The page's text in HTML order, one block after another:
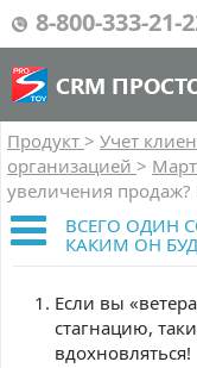
8-800-333-21-
CRM
Продукт > Учет
организацией >
увеличения продаж?
ВСЕГО ОДИН
КАКИМ ОН
Если вы
стагнацию,
вдохновляться!